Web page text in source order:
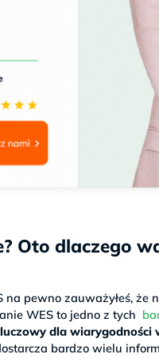
Oto dlaczego
pewno zauważyłeś, że
WES to jedno z tych
dla wiarygodności
bardzo wielu